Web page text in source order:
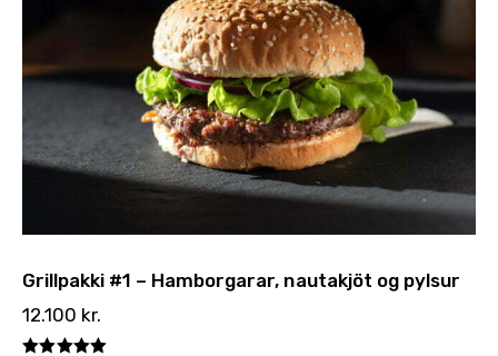
Grillpakki #1 – Hamborgarar, nautakjöt og pylsur
12.100 kr.